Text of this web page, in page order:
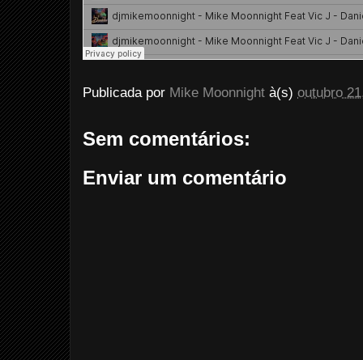
Publicada por Mike Moonnight à(s) outubro
Sem comentários:
Enviar um comentário